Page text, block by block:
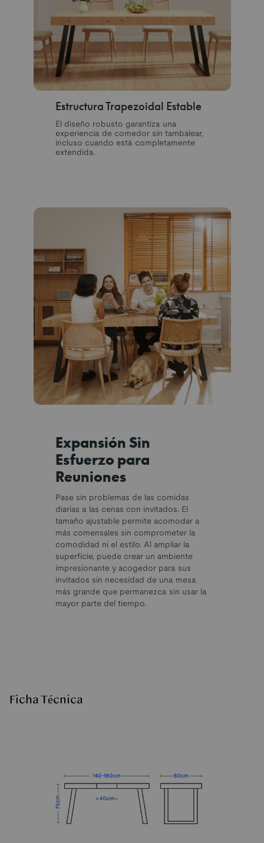
Estructura Trapezoidal Estable
El diseño robusto garantiza una
experiencia de comedor sin tambalear,
incluso cuando está completamente
extendida.
Expansión Sin
Esfuerzo para
Reuniones
Pase sin problemas de las comidas
diarias a las cenas con invitados. El
tamaño ajustable permite acomodar a
más comensales sin comprometer la
comodidad ni el estilo. Al ampliar la
superficie, puede crear un ambiente
impresionante y acogedor para sus
invitados sin necesidad de una mesa
más grande que permanezca sin usar la
mayor parte del tiempo.
Ficha Técnica